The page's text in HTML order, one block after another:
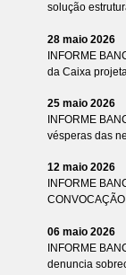
solução
28 maio 2026
INFORME
da Caixa
25 maio 2026
INFORME
vésperas das
12 maio 2026
INFORME
06 maio 2026
INFORME
denuncia